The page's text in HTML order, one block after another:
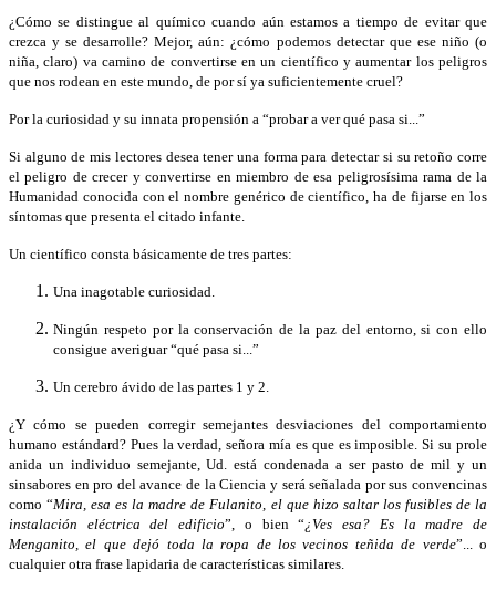
¿Cómo se distingue al químico cuando aún estamos a tiempo de evitar que
crezca y se desarrolle? Mejor, aún: ¿cómo podemos detectar que ese niño (o
niña, claro) va camino de convertirse en un científico y aumentar los peligros
que nos rodean en este mundo, de por sí ya suficientemente cruel?
Por la curiosidad y su innata propensión a “probar a ver qué pasa si...”
Si alguno de mis lectores desea tener una forma para detectar si su retoño corre
el peligro de crecer y convertirse en miembro de esa peligrosísima rama de la
Humanidad conocida con el nombre genérico de científico, ha de fijarse en los
síntomas que presenta el citado infante.
Un científico consta básicamente de tres partes:
Una inagotable curiosidad.
Ningún respeto por la conservación de la paz del entorno, si con ello
consigue averiguar “qué pasa si...”
Un cerebro ávido de las partes 1 y 2.
¿Y cómo se pueden corregir semejantes desviaciones del comportamiento
humano estándard? Pues la verdad, señora mía es que es imposible. Si su prole
anida un individuo semejante, Ud. está condenada a ser pasto de mil y un
sinsabores en pro del avance de la Ciencia y será señalada por sus convencinas
como “Mira, esa es la madre de Fulanito, el que hizo saltar los fusibles de la
instalación eléctrica del edificio”, o bien “¿Ves esa? Es la madre de
Menganito, el que dejó toda la ropa de los vecinos teñida de verde”... o
cualquier otra frase lapidaria de características similares.